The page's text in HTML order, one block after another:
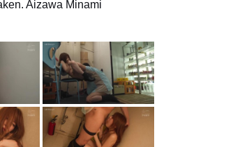
Aizawa Minami